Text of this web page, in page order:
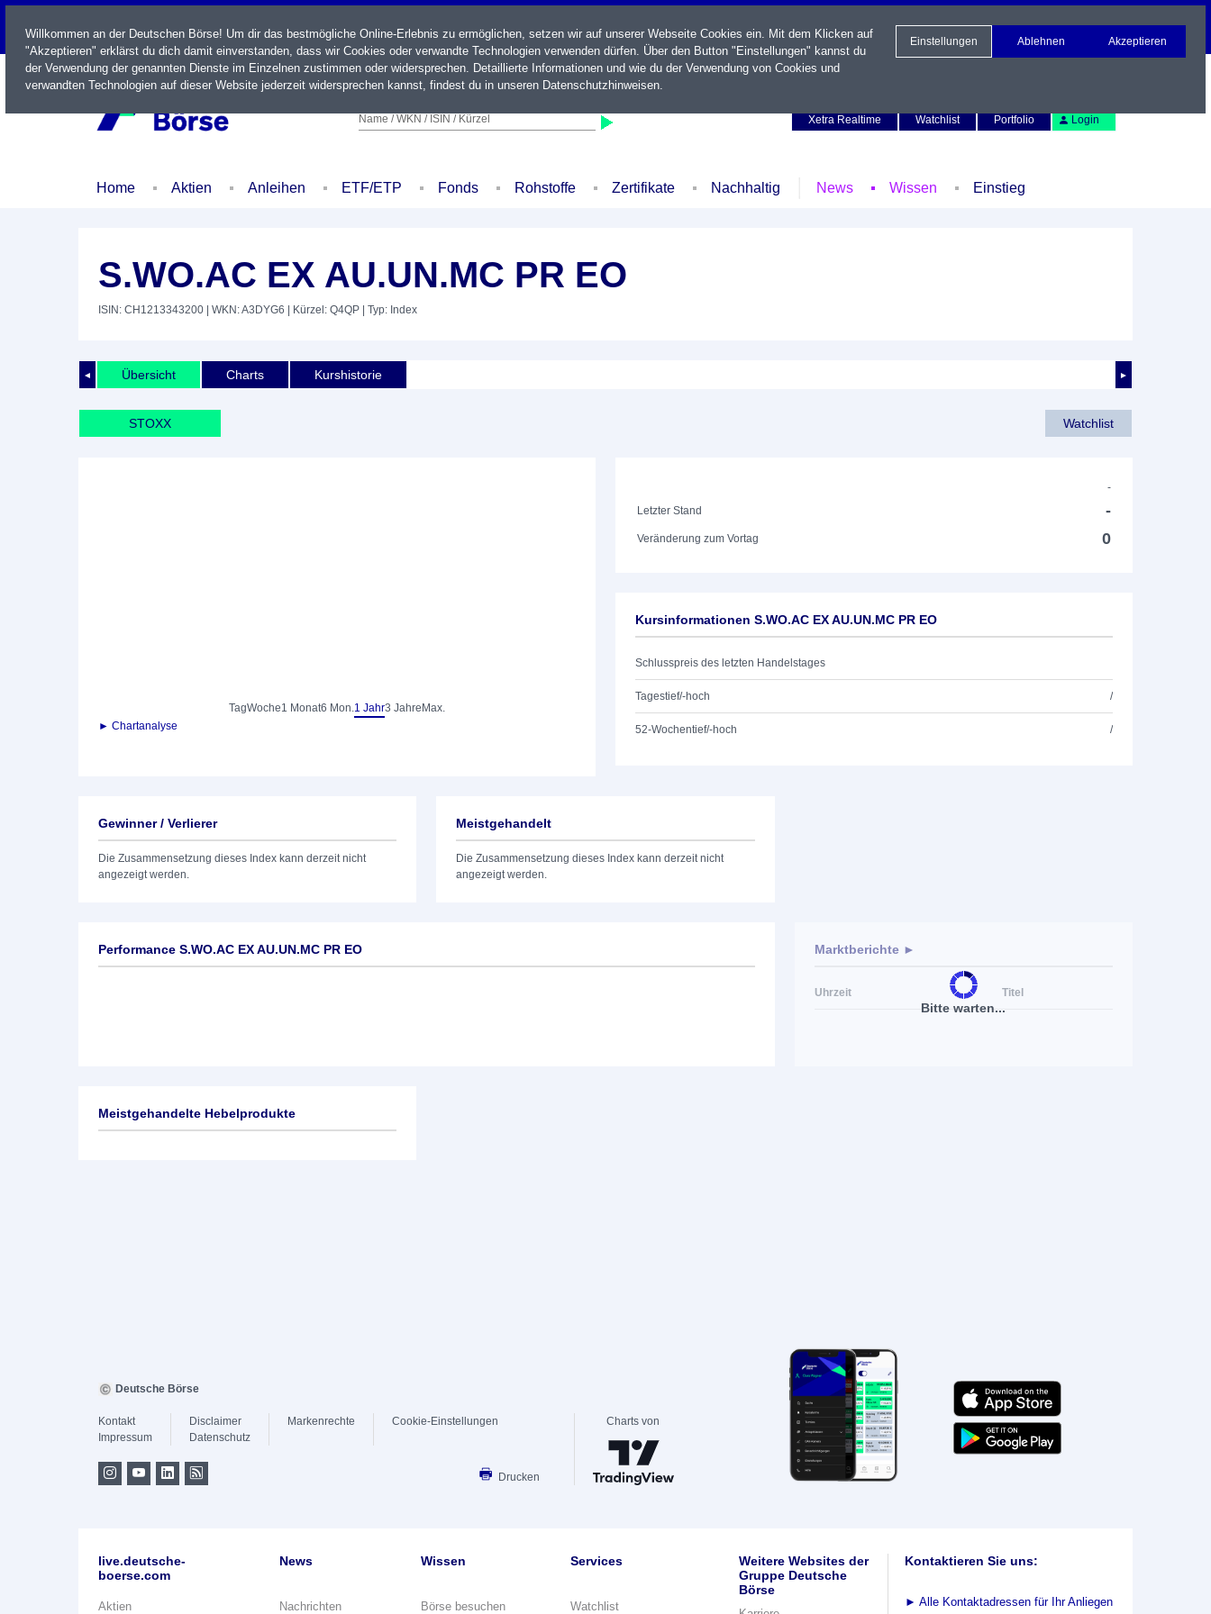
LIVE
Name / WKN / ISIN / Kürzel
Xetra Realtime
Watchlist Portfolio Login
Home Aktien Anleihen ETF/ETP Fonds Rohstoffe Zertifikate Nachhaltig News Wissen Einstieg
S.WO.AC EX AU.UN.MC PR EO
ISIN: CH1213343200 | WKN: A3DYG6 | Kürzel: Q4QP | Typ: Index
◄ ►
Übersicht Charts Kurshistorie
STOXX Watchlist
TagWoche1 Monat6 Mon.1 Jahr3 Jahre Max.
► Chartanalyse
-
Letzter Stand
-
Veränderung zum Vortag 0
Kursinformationen S.WO.AC EX AU.UN.MC PR EO
Schlusspreis des letzten Handelstages
Tagestief/-hoch /
52-Wochentief/-hoch /
Gewinner / Verlierer
Die Zusammensetzung dieses Index kann derzeit nicht
angezeigt werden.
Meistgehandelt
Die Zusammensetzung dieses Index kann derzeit nicht
angezeigt werden.
Performance S.WO.AC EX AU.UN.MC PR EO
Bitte warten...
Marktberichte ►
Uhrzeit Titel
Meistgehandelte Hebelprodukte
Willkommen an der Deutschen Börse! Um dir das bestmögliche Online-Erlebnis zu ermöglichen, setzen wir auf unserer Webseite Cookies ein. Mit dem Klicken auf
"Akzeptieren" erklärst du dich damit einverstanden, dass wir Cookies oder verwandte Technologien verwenden dürfen. Über den Button "Einstellungen" kannst du
der Verwendung der genannten Dienste im Einzelnen zustimmen oder widersprechen. Detaillierte Informationen und wie du der Verwendung von Cookies und
verwandten Technologien auf dieser Website jederzeit widersprechen kannst, findest du in unseren Datenschutzhinweisen.
Einstellungen Ablehnen Akzeptieren
Deutsche Börse
Kontakt
Impressum
Disclaimer
Datenschutz
Markenrechte Cookie-Einstellungen
Drucken
Charts von
live.deutsche-
boerse.com
Aktien
News
Nachrichten
Wissen
Börse besuchen
Services
Watchlist
Weitere Websites der
Gruppe Deutsche
Börse
Kontaktieren Sie uns:
► Alle Kontaktadressen für Ihr Anliegen